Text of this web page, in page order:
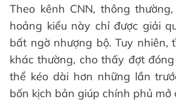
Theo kênh CNN, thông
hoảng kiểu này chỉ được giải
bất ngờ nhượng bộ. Tuy nhiên,
khác thường, cho thấy đợt
thể kéo dài hơn những lần
bốn kịch bản giúp chính phủ mở